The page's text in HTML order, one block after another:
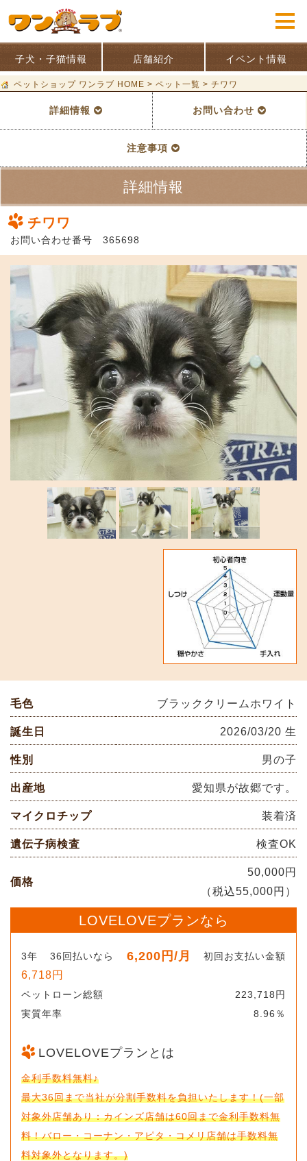
子犬・子猫情報 店舗紹介 イベント情報
ペットショップ ワンラブ HOME > ペット一覧 > チワワ
詳細情報 お問い合わせ
注意事項
詳細情報
チワワ
お問い合わせ番号 365698
毛色 ブラッククリームホワイト
誕生日 2026/03/20 生
性別 男の子
出産地 愛知県が故郷です。
マイクロチップ 装着済
遺伝子病検査 検査OK
価格
50,000円
（税込55,000円）
LOVELOVEプランなら
3年 36回払いなら 6,200円 /月 初回お支払い金額
6,718円
ペットローン総額
223,718円
実質年率
8.96％
LOVELOVEプランとは
金利手数料無料♪
最大36回まで当社が分割手数料を負担いたします！(一部
対象外店舗あり：カインズ店舗は60回まで金利手数料無
料！バロー・コーナン・アピタ・コメリ店舗は手数料無
料対象外となります。)